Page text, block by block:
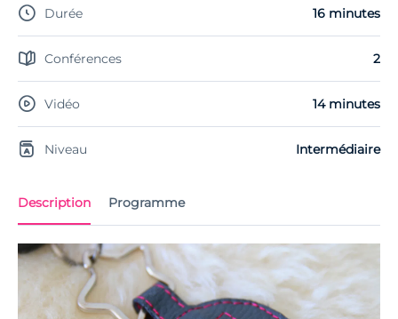
Description Programme
Durée 16 minutes
Conférences 2
Vidéo 14 minutes
Niveau Intermédiaire